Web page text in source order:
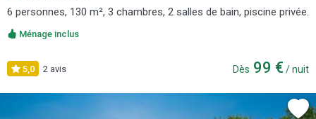
6 personnes, 130 m², 3 chambres, 2 salles de bain, piscine privée.
Ménage inclus
5,0 2 avis Dès 99 € / nuit